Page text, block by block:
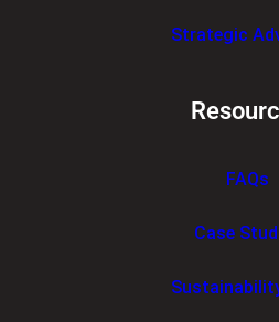
Strategic
FAQs
Case